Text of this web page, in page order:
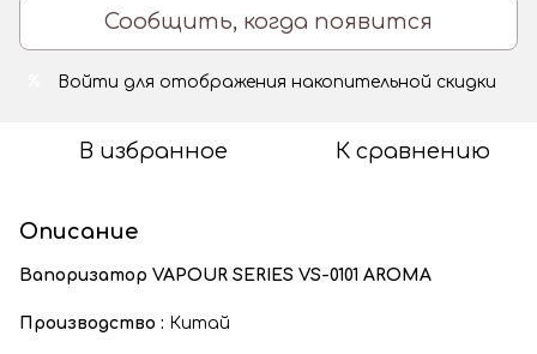
Сообщить, когда появится
Войти для отображения накопительной скидки
В избранное К сравнению
Описание
Вапоризатор VAPOUR SERIES VS-0101 AROMA
Производство : Китай